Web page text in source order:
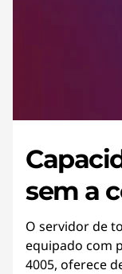
sem a
O servidor de
equipado com
4005, oferece